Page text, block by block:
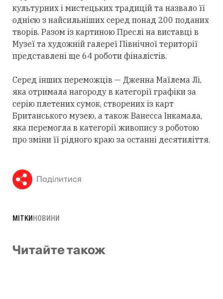
культурних і мистецьких традицій та назвало її
однією з найсильніших серед понад 200 поданих
творів. Разом із картиною Преслі на виставці в
Музеї та художній галереї Північної території
представлені ще 64 роботи фіналістів.
Серед інших переможців — Дженна Маїлема Лі,
яка отримала нагороду в категорії графіки за
серію плетених сумок, створених із карт
Британського музею, а також Ванесса Інкамала,
яка перемогла в категорії живопису з роботою
про зміни її рідного краю за останні десятиліття.
Поділитися
МІТКИНОВИНИ
Читайте також